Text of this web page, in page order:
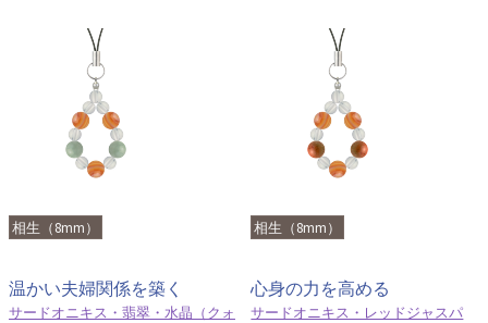
相生（8mm）
温かい夫婦関係を築く
サードオニキス・翡翠・水晶（クォ
相生（8mm）
心身の力を高める
サードオニキス・レッドジャスパ